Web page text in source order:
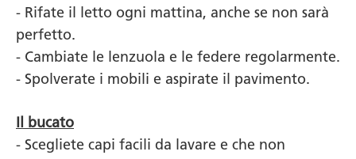
- Rifate il letto ogni mattina, anche se non sarà
perfetto.
- Cambiate le lenzuola e le federe regolarmente.
- Spolverate i mobili e aspirate il pavimento.
Il bucato
- Scegliete capi facili da lavare e che non